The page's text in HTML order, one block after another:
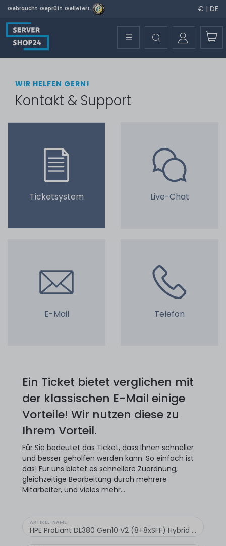
Gebraucht. Geprüft. Geliefert. € | DE
☰
WIR HELFEN GERN!
Kontakt & Support
Ticketsystem Live-Chat
E-Mail Telefon
Ein Ticket bietet verglichen mit
der klassischen E-Mail einige
Vorteile! Wir nutzen diese zu
Ihrem Vorteil.
Für Sie bedeutet das Ticket, dass Ihnen schneller
und besser geholfen werden kann. So einfach ist
das! Für uns bietet es schnellere Zuordnung,
gleichzeitige Bearbeitung durch mehrere
Mitarbeiter, und vieles mehr...
ARTIKEL-NAME